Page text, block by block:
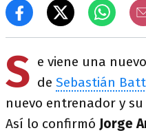
S e viene una nuevo
de Sebastián
nuevo entrenador y su
Así lo confirmó Jorge